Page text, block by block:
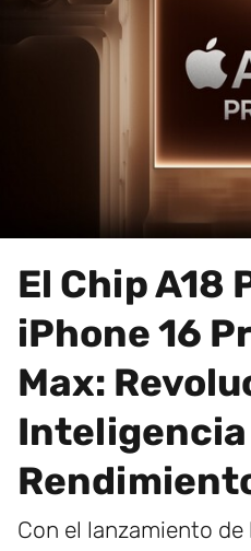
El Chip A18
iPhone 16
Max:
Con el lanzamiento de